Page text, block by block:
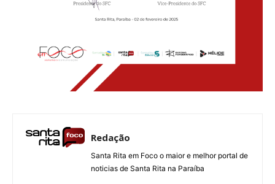
Redação
Santa Rita em Foco o maior e melhor portal de
noticias de Santa Rita na Paraíba